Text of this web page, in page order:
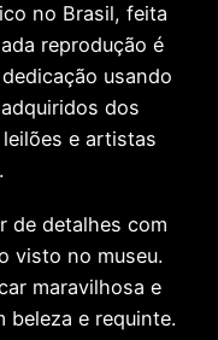
no Brasil, feita
reprodução é
usando
dos
e artistas
de detalhes com
visto no museu.
maravilhosa e
beleza e requinte.